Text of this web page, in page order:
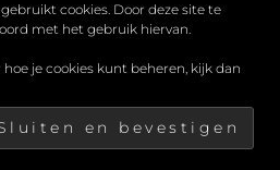
MIRANDA LAHUIS . ALLE
CATCH THEMES
cookies. Door deze site te
met het gebruik hiervan.
je cookies kunt beheren, kijk dan